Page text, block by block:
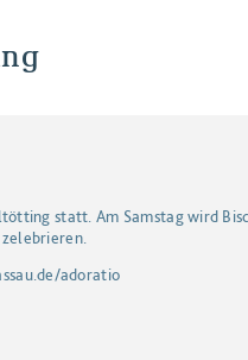
statt. Am Samstag wird
adoratio